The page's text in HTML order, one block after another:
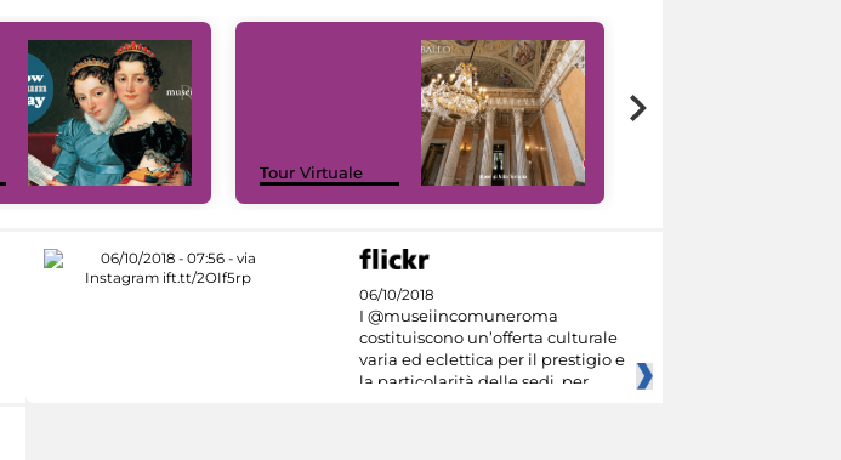
Tour Virtuale
06/10/2018
I @museiincomuneroma
costituiscono un’offerta culturale
varia ed eclettica per il prestigio e
la particolarità delle sedi, per